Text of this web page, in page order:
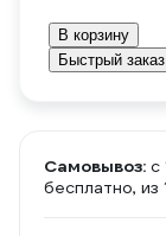
В корзину
Быстрый заказ
Самовывоз: c
бесплатно, из